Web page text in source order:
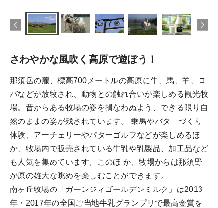
さわやかな風吹く高原で遊ぼう！
那須岳の麓、標高700メートルの高原に牛、馬、羊、ロ
バなどが放牧され、動物との触れ合いが楽しめる観光牧
場。昔からある牧場の姿を損なわぬよう、できる限り自
然のままの姿が残されています。 乗馬やバターづくり
体験、アーチェリーやパターゴルフなどが楽しめるほ
か、牧場内で販売されている牛乳や乳製品、加工品など
も人気を集めています。このほ か、牧場からは那須野
が原の雄大な眺めを楽しむことができます。
南ヶ丘牧場の「ガーンジィゴールデンミルク」は2013
年・2017年の全国ご当地牛乳グランプリで最高金賞を